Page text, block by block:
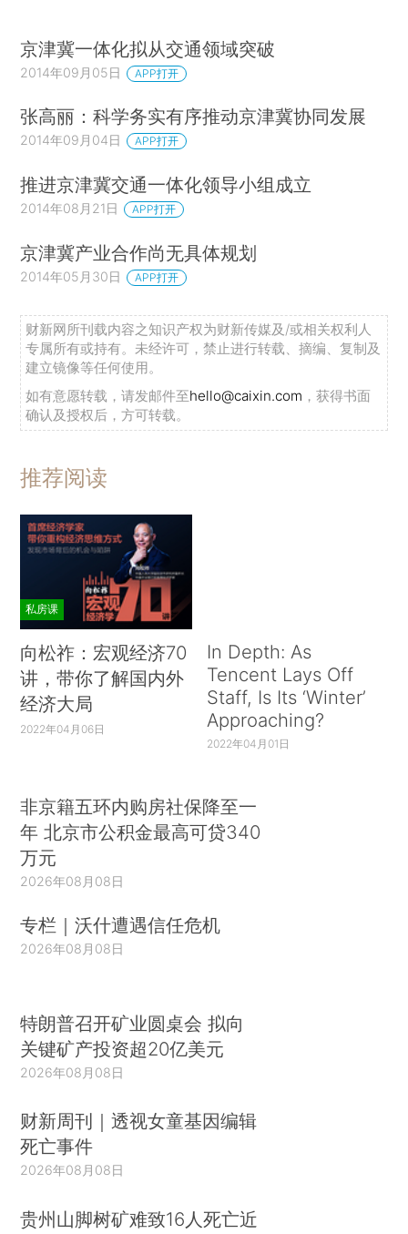
京津冀一体化拟从交通领域突破
2014年09月05日 APP打开
张高丽：科学务实有序推动京津冀协同发展
2014年09月04日 APP打开
推进京津冀交通一体化领导小组成立
2014年08月21日 APP打开
京津冀产业合作尚无具体规划
2014年05月30日 APP打开
财新网所刊载内容之知识产权为财新传媒及/或相关权利人
专属所有或持有。未经许可，禁止进行转载、摘编、复制及
建立镜像等任何使用。
如有意愿转载，请发邮件至hello@caixin.com ，获得书面
确认及授权后，方可转载。
推荐阅读
私房课
向松祚：宏观经济70
讲，带你了解国内外
经济大局
2022年04月06日
In Depth: As
Tencent Lays Off
Staff, Is Its ‘Winter’
Approaching?
2022年04月01日
非京籍五环内购房社保降至一
年 北京市公积金最高可贷340
万元
2026年08月08日
专栏｜沃什遭遇信任危机
2026年08月08日
特朗普召开矿业圆桌会 拟向
关键矿产投资超20亿美元
2026年08月08日
财新周刊｜透视女童基因编辑
死亡事件
2026年08月08日
贵州山脚树矿难致16人死亡近